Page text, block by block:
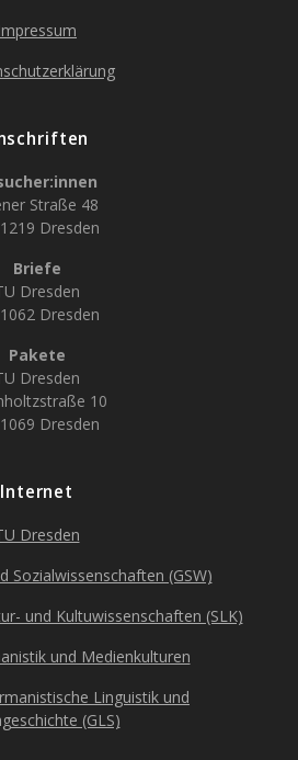
Impressum
Straße 48
Dresden
Briefe
Dresden
Dresden
Pakete
Dresden
10
Dresden
Internet
Dresden
Sozialwissenschaften (GSW)
und Kultuwissenschaften (SLK)
und Medienkulturen
Linguistik und
(GLS)